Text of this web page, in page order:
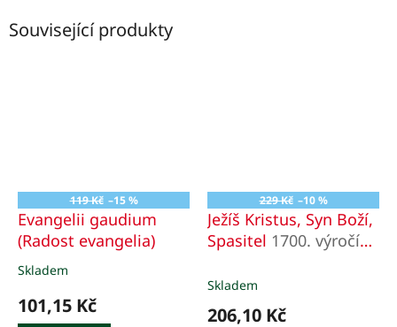
Související produkty
119 Kč –15 %
Evangelii gaudium
(Radost evangelia)
Průměrné
produktu
je
Skladem
101,15 Kč
229 Kč –10 %
Ježíš Kristus, Syn Boží,
Spasitel 1700. výročí
ekumenického koncilu
Skladem
206,10 Kč